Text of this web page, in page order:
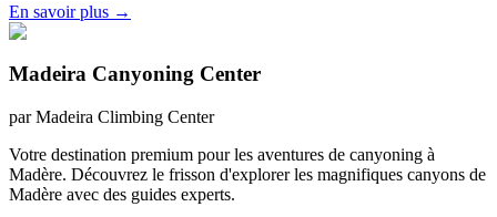
En savoir plus →
Madeira Canyoning Center
parMadeira Climbing Center
Votre destination premium pour les aventures de canyoning à
Madère. Découvrez le frisson d'explorer les magnifiques canyons de
Madère avec des guides experts.